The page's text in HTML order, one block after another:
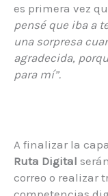
es primera vez
pensé que iba a
una sorpresa
agradecida,
para mí”.
A finalizar la
Ruta Digital
correo o realizar